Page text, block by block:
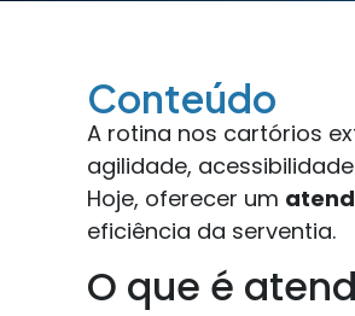
Conteúdo
A rotina nos cartórios
agilidade,
Hoje, oferecer um
eficiência da serventia.
O que é